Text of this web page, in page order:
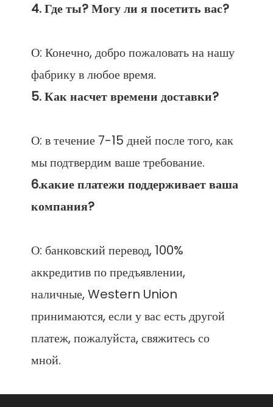
О: Конечно, добро пожаловать на нашу
О: в течение 7-15 дней после того, как
6.какие платежи поддерживает ваша
О: банковский перевод, 100%
аккредитив по предъявлении,
наличные, Western Union
принимаются, если у вас есть другой
платеж, пожалуйста, свяжитесь со